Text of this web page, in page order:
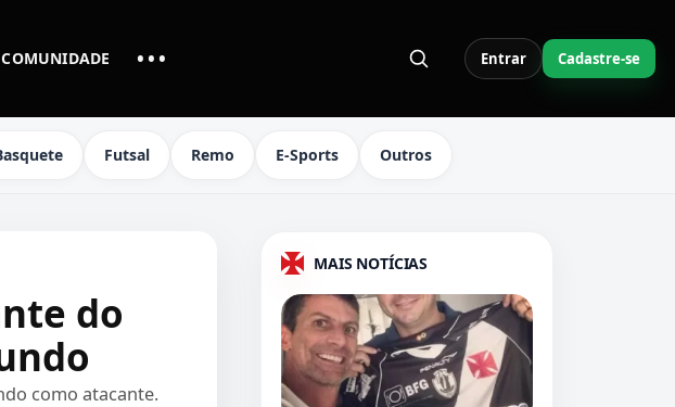
COMUNIDADE •••MAIS LINKS DO MENU Entrar Cadastre-se
Futsal Remo E-Sports Outros
do
como atacante.
MAIS NOTÍCIAS